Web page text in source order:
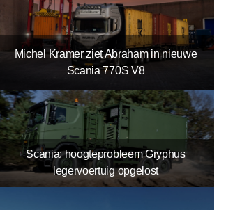
Michel Kramer ziet Abraham in nieuwe
Scania 770S V8
Scania: hoogteprobleem Gryphus
legervoertuig opgelost